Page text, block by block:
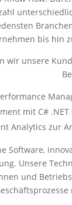
bis hin
wir unsere
mit C#
Analytics zur
Software,
Unsere
und